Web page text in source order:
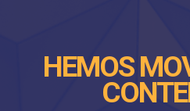
HEMOS